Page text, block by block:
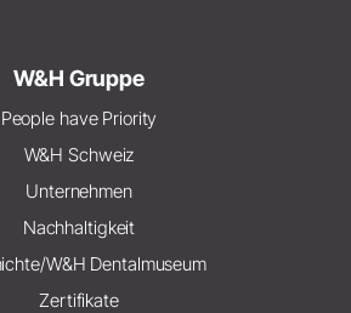
W&H Gruppe
People have Priority
W&H Schweiz
Unternehmen
Nachhaltigkeit
W&H Dentalmuseum
Zertifikate